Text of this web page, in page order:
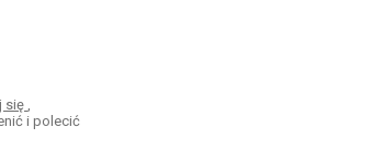
się,
i polecić